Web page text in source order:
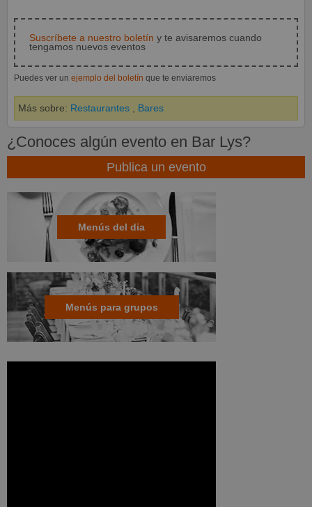
Suscríbete a nuestro boletín y te avisaremos cuando
tengamos nuevos eventos
Puedes ver un ejemplo del boletín que te enviaremos
Más sobre: Restaurantes Bares
¿Conoces algún evento en Bar Lys?
Publica un evento
Menús del dia
Menús para grupos